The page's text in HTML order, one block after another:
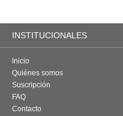
INSTITUCIONALES
Inicio
Quiénes somos
Suscripción
FAQ
Contacto